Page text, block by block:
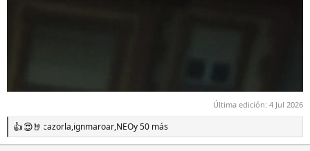
Última edición: 4 Jul 2026
R
e
cazorla,ignmaroar,NEOy 50 más